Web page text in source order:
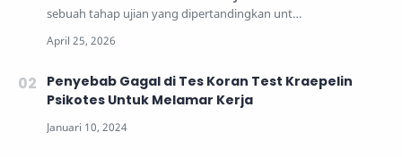
sebuah tahap ujian yang dipertandingkan unt…
Penyebab Gagal di Tes Koran Test Kraepelin
Psikotes Untuk Melamar Kerja